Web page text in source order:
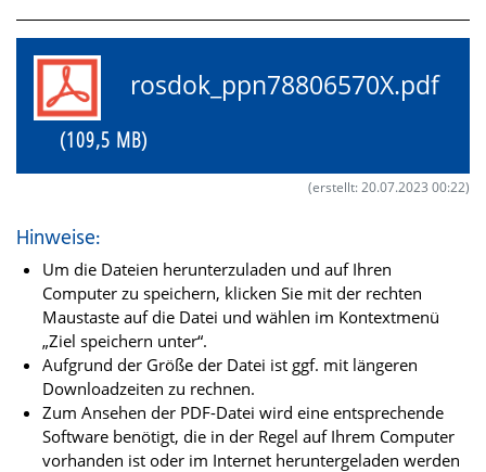
rosdok_ppn78806570X.pdf
(109,5 MB)
(erstellt: 20.07.2023 00:22)
Hinweise:
Um die Dateien herunterzuladen und auf Ihren
Computer zu speichern, klicken Sie mit der rechten
Maustaste auf die Datei und wählen im Kontextmenü
„Ziel speichern unter“.
Aufgrund der Größe der Datei ist ggf. mit längeren
Downloadzeiten zu rechnen.
Zum Ansehen der PDF-Datei wird eine entsprechende
Software benötigt, die in der Regel auf Ihrem Computer
vorhanden ist oder im Internet heruntergeladen werden